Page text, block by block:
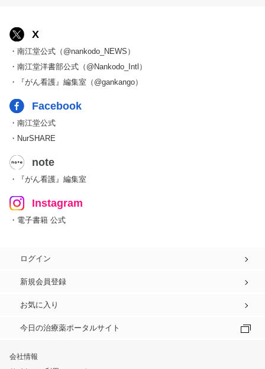
X
・南江堂公式（@nankodo_NEWS）
・南江堂洋書部公式（@Nankodo_Intl）
・『がん看護』編集室（@gankango）
Facebook
・南江堂公式
・NurSHARE
note
・『がん看護』編集室
Instagram
・電子書籍 公式
ログイン
新規会員登録
お気に入り
今日の治療薬ポータルサイト
会社情報